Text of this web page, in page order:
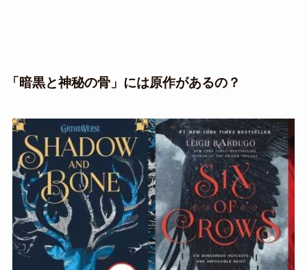
「暗黒と神秘の骨」には原作があるの？